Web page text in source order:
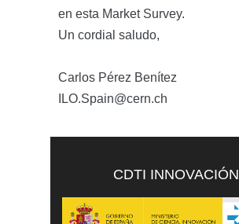
en esta Market Survey.
Un cordial saludo,
Carlos Pérez Benítez
ILO.Spain@cern.ch
CDTI INNOVACIÓN